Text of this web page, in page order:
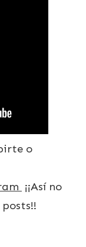
o
¡¡Así no